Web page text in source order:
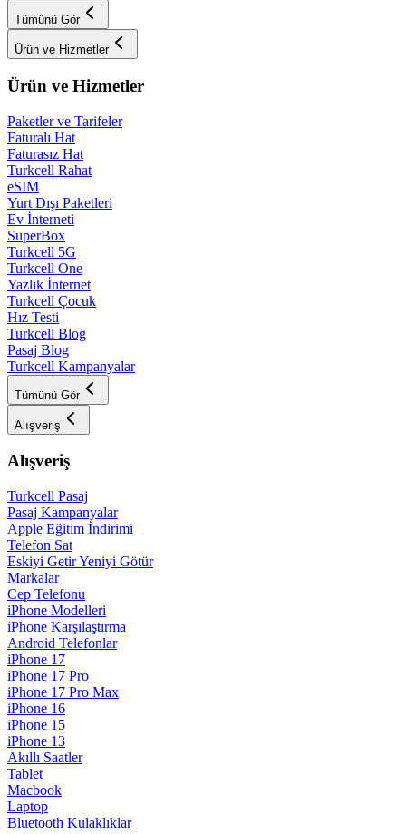
Tümünü Gör
Ürün ve Hizmetler
Ürün ve Hizmetler
Paketler ve Tarifeler
Faturalı Hat
Faturasız Hat
Turkcell Rahat
eSIM
Yurt Dışı Paketleri
Ev İnterneti
SuperBox
Turkcell 5G
Turkcell One
Yazlık İnternet
Turkcell Çocuk
Hız Testi
Turkcell Blog
Pasaj Blog
Turkcell Kampanyalar
Tümünü Gör
Alışveriş
Alışveriş
Turkcell Pasaj
Pasaj Kampanyalar
Apple Eğitim İndirimi
Telefon Sat
Eskiyi Getir Yeniyi Götür
Markalar
Cep Telefonu
iPhone Modelleri
iPhone Karşılaştırma
Android Telefonlar
iPhone 17
iPhone 17 Pro
iPhone 17 Pro Max
iPhone 16
iPhone 15
iPhone 13
Akıllı Saatler
Tablet
Macbook
Laptop
Bluetooth Kulaklıklar